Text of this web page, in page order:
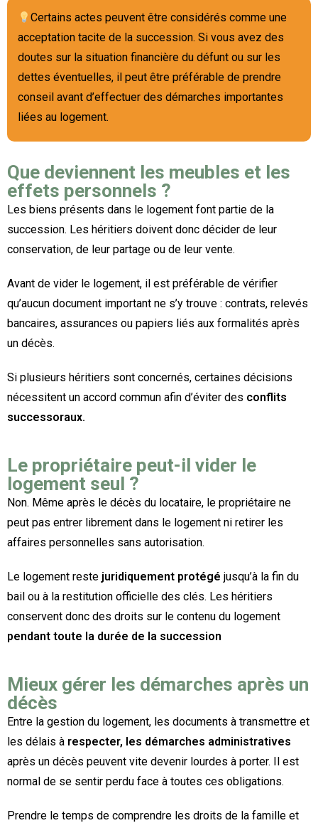
Certains actes peuvent être considérés comme une
acceptation tacite de la succession. Si vous avez des
doutes sur la situation financière du défunt ou sur les
dettes éventuelles, il peut être préférable de prendre
conseil avant d’effectuer des démarches importantes
liées au logement.
Que deviennent les meubles et les
effets personnels ?
Les biens présents dans le logement font partie de la
succession. Les héritiers doivent donc décider de leur
conservation, de leur partage ou de leur vente.
Avant de vider le logement, il est préférable de vérifier
qu’aucun document important ne s’y trouve : contrats, relevés
bancaires, assurances ou papiers liés aux formalités après
un décès.
Si plusieurs héritiers sont concernés, certaines décisions
nécessitent un accord commun afin d’éviter des conflits
successoraux.
Le propriétaire peut-il vider le
logement seul ?
Non. Même après le décès du locataire, le propriétaire ne
peut pas entrer librement dans le logement ni retirer les
affaires personnelles sans autorisation.
Le logement reste juridiquement protégé jusqu’à la fin du
bail ou à la restitution officielle des clés. Les héritiers
conservent donc des droits sur le contenu du logement
pendant toute la durée de la succession
Mieux gérer les démarches après un
décès
Entre la gestion du logement, les documents à transmettre et
les délais à respecter, les démarches administratives
après un décès peuvent vite devenir lourdes à porter. Il est
normal de se sentir perdu face à toutes ces obligations.
Prendre le temps de comprendre les droits de la famille et